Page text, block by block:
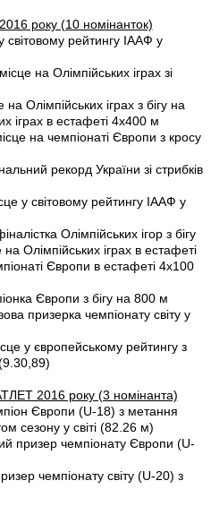
року (10 номінанток)
рейтингу ІААФ у
на Олімпійських іграх зі
іграх з бігу на
іграх в естафеті 4х400 м
на чемпіонаті Європи з кросу
рекорд України зі стрибків
світовому рейтингу ІААФ у
Олімпійських ігор з бігу
Олімпійських іграх в естафеті
Європи в естафеті 4х100
Європи з бігу на 800 м
призерка чемпіонату світу у
у європейському рейтингу з
2016 року (3 номінанта)
Європи (U-18) з метання
сезону у світі (82.26 м)
призер чемпіонату Європи (U-
чемпіонату світу (U-20) з